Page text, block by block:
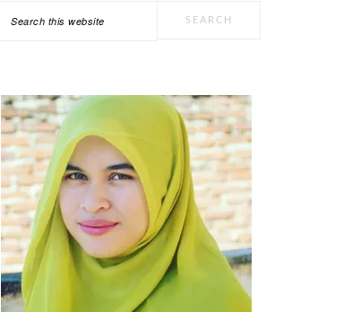
PRIMARY
Search